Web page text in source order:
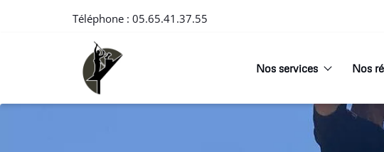
Téléphone : 05.65.41.37.55
Nos services Nos